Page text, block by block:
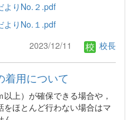
よりNo.２.pdf
よりNo.１.pdf
2023/12/11 校長
着用について
上）が確保できる場合や，
ほとんど行わない場合はマ